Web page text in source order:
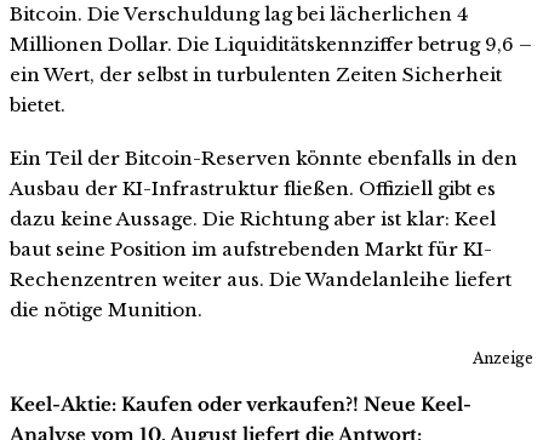
Bitcoin. Die Verschuldung lag bei lächerlichen 4
Millionen Dollar. Die Liquiditätskennziffer betrug 9,6 –
ein Wert, der selbst in turbulenten Zeiten Sicherheit
bietet.
Ein Teil der Bitcoin-Reserven könnte ebenfalls in den
Ausbau der KI-Infrastruktur fließen. Offiziell gibt es
dazu keine Aussage. Die Richtung aber ist klar: Keel
baut seine Position im aufstrebenden Markt für KI-
Rechenzentren weiter aus. Die Wandelanleihe liefert
die nötige Munition.
Anzeige
Keel-Aktie: Kaufen oder verkaufen?! Neue Keel-
Analyse vom 10. August liefert die Antwort: